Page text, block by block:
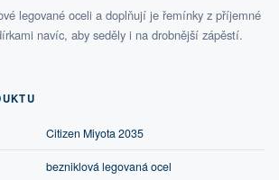
legované oceli a doplňují je řemínky z příjemné
navíc, aby seděly i na drobnější zápěstí.
Citizen Miyota 2035
bezniklová legovaná ocel